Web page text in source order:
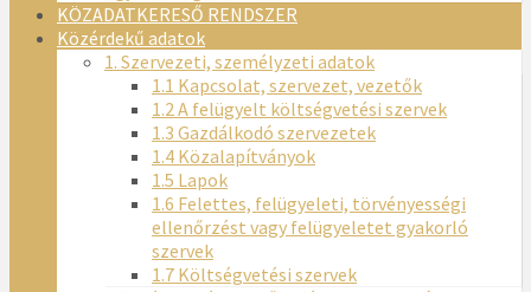
KÖZADATKERESŐ RENDSZER
Közérdekű adatok
1. Szervezeti, személyzeti adatok
1.1 Kapcsolat, szervezet, vezetők
1.2 A felügyelt költségvetési szervek
1.3 Gazdálkodó szervezetek
1.4 Közalapítványok
1.5 Lapok
1.6 Felettes, felügyeleti, törvényességi
ellenőrzést vagy felügyeletet gyakorló
szervek
1.7 Költségvetési szervek